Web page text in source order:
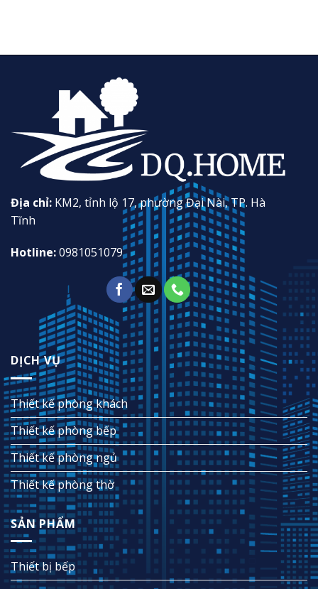
Địa chỉ: KM2, tỉnh lộ 17, phường Đại Nài, TP. Hà
Tĩnh
Hotline:0981051079
DỊCH VỤ
Thiết kế phòng khách
Thiết kế phòng bếp
Thiết kế phòng ngủ
Thiết kế phòng thờ
SẢN PHẨM
Thiết bị bếp